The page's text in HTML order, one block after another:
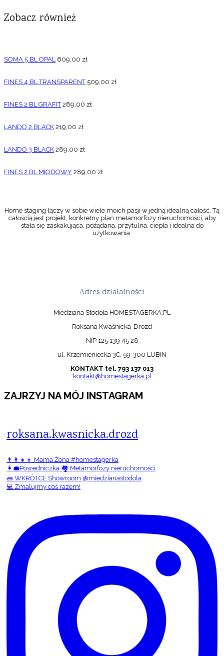
Zobacz również
SOMA 5 BL OPAL 609,00 zł
FINES 4 BL TRANSPARENT 509,00 zł
FINES 2 BL GRAFIT 289,00 zł
LANDO 2 BLACK 219,00 zł
LANDO 3 BLACK 289,00 zł
FINES 2 BL MIODOWY 289,00 zł
Home staging łączy w sobie wiele moich pasji w jedną idealną całość. Tą
całością jest projekt, konkretny plan metamorfozy nieruchomości, aby
stała się zaskakująca, pożądana, przytulna, ciepła i idealna do
użytkowania.
Adres działalności
Miedziana Stodoła HOMESTAGERKA.PL
Roksana Kwaśnicka-Drozd
NIP 125 139 45 28
ul. Krzemieniecka 3C, 59-300 LUBIN
KONTAKT tel. 793 137 013
kontakt@homestagerka.pl
ZAJRZYJ NA MÓJ INSTAGRAM
roksana.kwasnicka.drozd
👨‍👩‍👧‍👦 Mama Żona #homestagerka
👩‍💼Pośredniczka 🏘️ Metamorfozy nieruchomości
🧱 WKRÓTCE Showroom @miedzianastodola
💻 Zmalujmy coś razem!